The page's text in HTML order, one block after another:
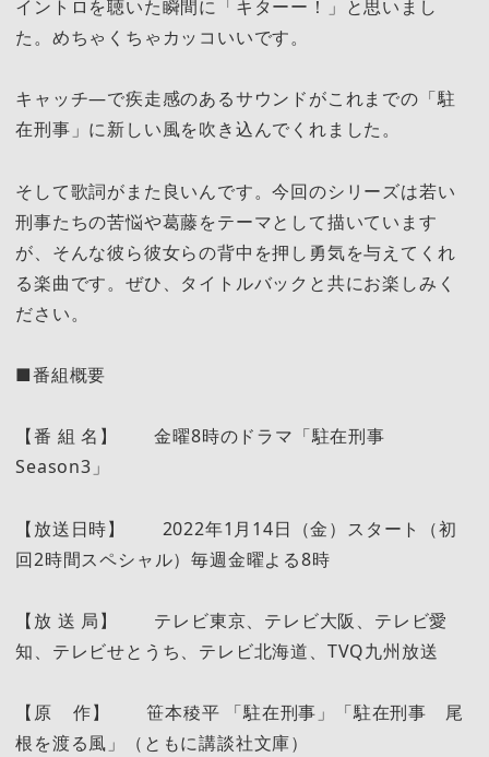
イントロを聴いた瞬間に「キターー！」と思いまし
た。めちゃくちゃカッコいいです。
キャッチ―で疾走感のあるサウンドがこれまでの「駐
在刑事」に新しい風を吹き込んでくれました。
そして歌詞がまた良いんです。今回のシリーズは若い
刑事たちの苦悩や葛藤をテーマとして描いています
が、そんな彼ら彼女らの背中を押し勇気を与えてくれ
る楽曲です。ぜひ、タイトルバックと共にお楽しみく
ださい。
■番組概要
【番 組 名】 金曜8時のドラマ「駐在刑事
Season3」
【放送日時】 2022年1月14日（金）スタート（初
回2時間スペシャル）毎週金曜よる8時
【放 送 局】 テレビ東京、テレビ大阪、テレビ愛
知、テレビせとうち、テレビ北海道、TVQ九州放送
【原 作】 笹本稜平 「駐在刑事」「駐在刑事 尾
根を渡る風」（ともに講談社文庫）